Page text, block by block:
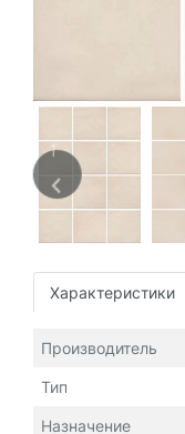
Характеристики
Производитель
Тип
Назначение